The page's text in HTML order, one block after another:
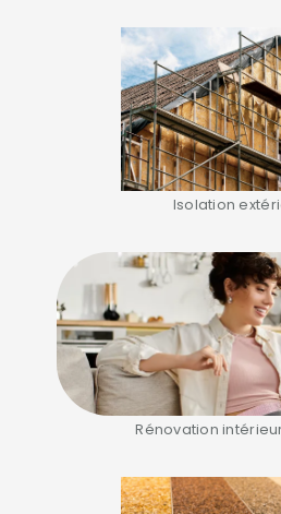
Isolation
Rénovation